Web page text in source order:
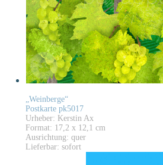
„Weinberge“
Postkarte pk5017
Urheber: Kerstin Ax
Format: 17,2 x 12,1 cm
Ausrichtung: quer
Lieferbar: sofort